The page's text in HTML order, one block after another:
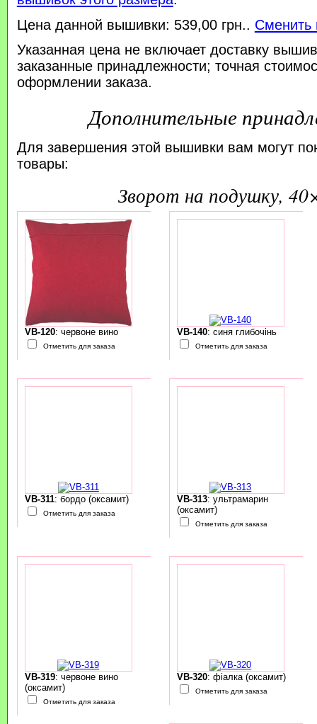
Цена данной вышивки: 539,00 грн.. Сменить
Указанная цена не включает доставку
заказанные принадлежности; точная
оформлении заказа.
Дополнительные
Для завершения этой вышивки вам могут
товары:
зворот на подушку,
VB-120: червоне вино
Отметить для заказа
VB-140: синя глибочінь
Отметить для заказа
VB-311: бордо (оксамит)
Отметить для заказа
VB-313: ультрамарин
(оксамит)
Отметить для заказа
VB-319: червоне вино
(оксамит)
Отметить для заказа
VB-320: фіалка (оксамит)
Отметить для заказа